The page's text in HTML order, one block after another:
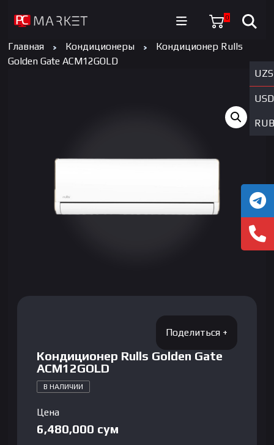
0
UZS
USD
RUB
Главная Кондиционеры
Кондиционер Rulls
Golden Gate ACM12GOLD
Кондиционер Rulls Golden Gate
ACM12GOLD
В НАЛИЧИИ
Цена
6,480,000 сум